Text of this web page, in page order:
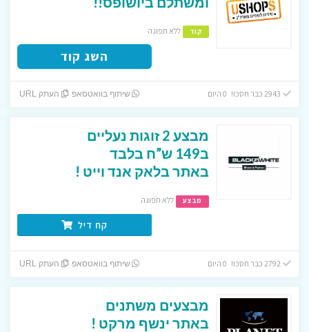
קוד ללא תפוגה
השג קוד
שיתוף בוואטסאפ העתק URL
מבצע 2 זוגות נעליים
ב149 ש”ח בלבד
באתר בלאק אנד וייט !
מבצע ללא תפוגה
קח דיל
שיתוף בוואטסאפ העתק URL
מבצעים משתנים
באתר ינשף מרקט !